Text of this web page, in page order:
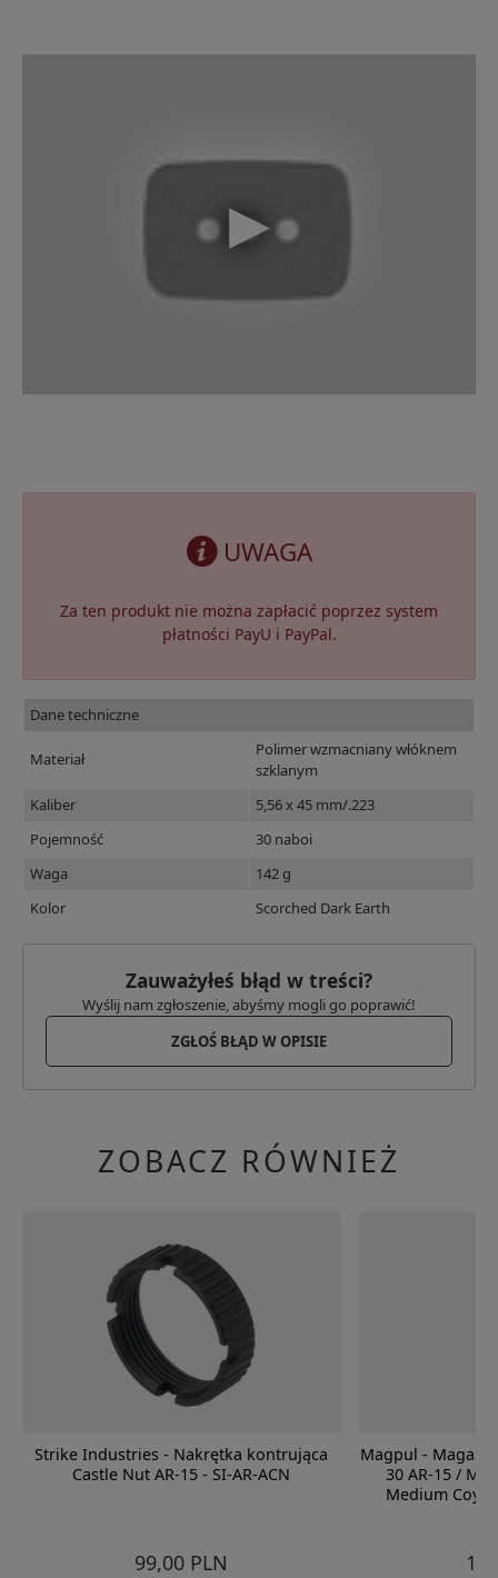
UWAGA
Za ten produkt nie można zapłacić poprzez system
płatności PayU i PayPal.
Dane techniczne
Materiał
Polimer wzmacniany włóknem
szklanym
Kaliber
5,56 x 45 mm/.223
Pojemność
30 naboi
Waga
142 g
Kolor
Scorched Dark Earth
Zauważyłeś błąd w treści?
Wyślij nam zgłoszenie, abyśmy mogli go poprawić!
ZGŁOŚ BŁĄD W OPISIE
ZOBACZ RÓWNIEŻ
Strike Industries - Nakrętka kontrująca
Castle Nut AR-15 - SI-AR-ACN
99,00 PLN
Magpul -
30 AR-15 / M4
Medium